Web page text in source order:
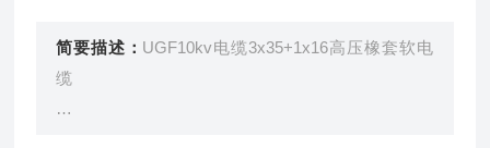
简要描述： UGF10kv电缆3x35+1x16高压橡套软电
缆